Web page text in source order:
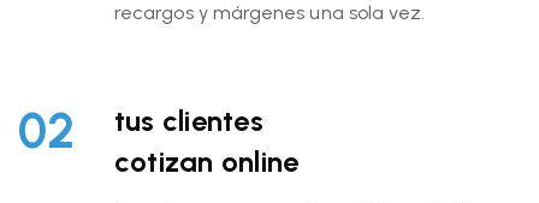
recargos y márgenes una sola vez.
02
tus clientes
cotizan online